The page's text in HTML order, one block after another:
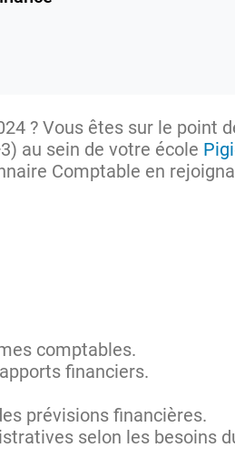
? Vous êtes sur le point
au sein de votre école
Comptable en
comptables.
financiers.
prévisions financières.
selon les besoins